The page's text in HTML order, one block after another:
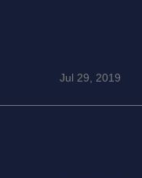
Jul 29, 2019